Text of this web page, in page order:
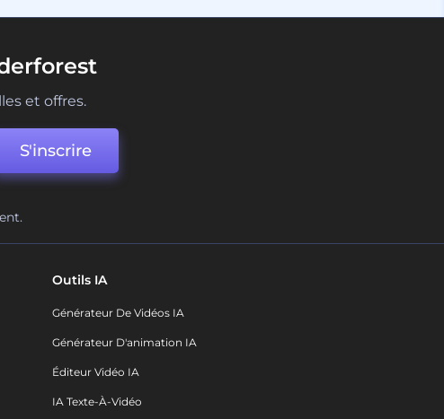
et offres.
S'inscrire
Outils IA
Générateur De Vidéos IA
Générateur D'animation IA
Éditeur Vidéo IA
IA Texte-À-Vidéo